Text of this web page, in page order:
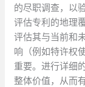
的尽职调查，以
评估专利的地理
评估其与当前和
响（例如特许权
重要。进行详细
整体价值，从而